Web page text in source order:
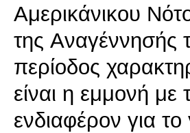
Αμερικάνικου
της Aναγέννησής
περίοδος
είναι η εμμονή με
ενδιαφέρον για